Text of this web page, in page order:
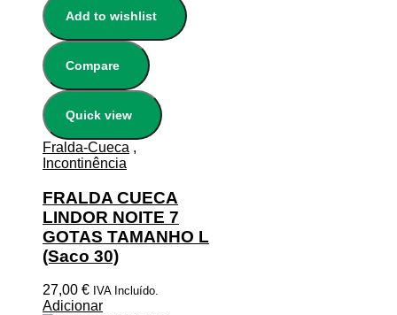
Add to wishlist
Compare
Quick view
Fralda-Cueca ,
Incontinência
FRALDA CUECA
LINDOR NOITE 7
GOTAS TAMANHO L
(Saco 30)
27,00 € IVA Incluído.
Adicionar